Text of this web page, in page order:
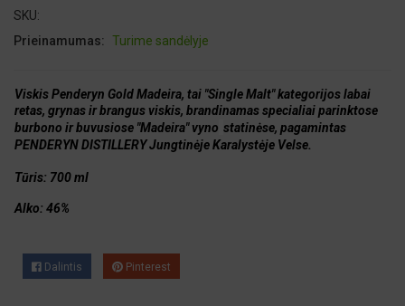
SKU:
Prieinamumas: Turime sandėlyje
Viskis Penderyn Gold Madeira, tai "Single Malt" kategorijos labai
retas, grynas ir brangus viskis, brandinamas specialiai parinktose
burbono ir buvusiose "Madeira" vyno statinėse, pagamintas
PENDERYN DISTILLERY Jungtinėje Karalystėje Velse.
Tūris: 700 ml
Alko: 46%
Dalintis Pinterest